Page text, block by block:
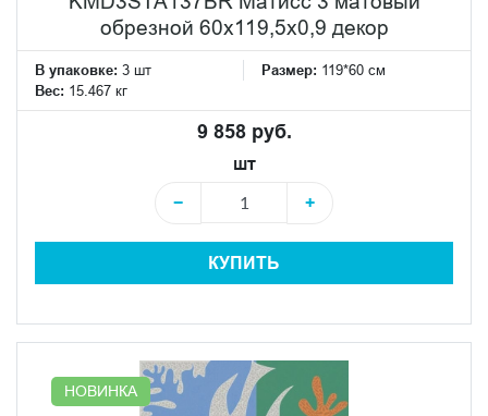
обрезной 60x119,5x0,9 декор
В упаковке: 3 шт Размер: 119*60 см
Вес: 15.467 кг
9 858 руб.
шт
−
+
КУПИТЬ
НОВИНКА